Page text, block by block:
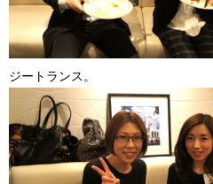
ジートランス。